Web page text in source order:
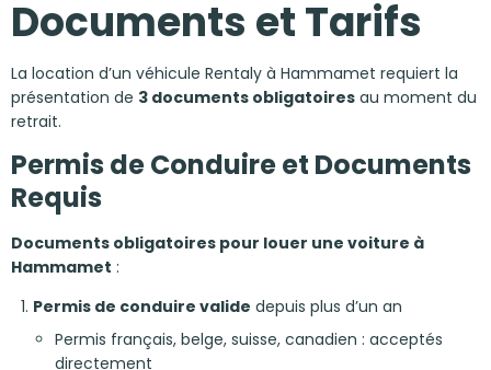
Documents et Tarifs
La location d’un véhicule Rentaly à Hammamet requiert la
présentation de 3 documents obligatoires au moment du
retrait.
Permis de Conduire et Documents
Requis
Documents obligatoires pour louer une voiture à
Hammamet :
Permis de conduire valide depuis plus d’un an
Permis français, belge, suisse, canadien : acceptés
directement